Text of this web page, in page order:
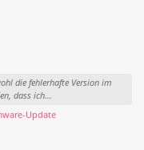
die fehlerhafte Version im
dass ich...
Update